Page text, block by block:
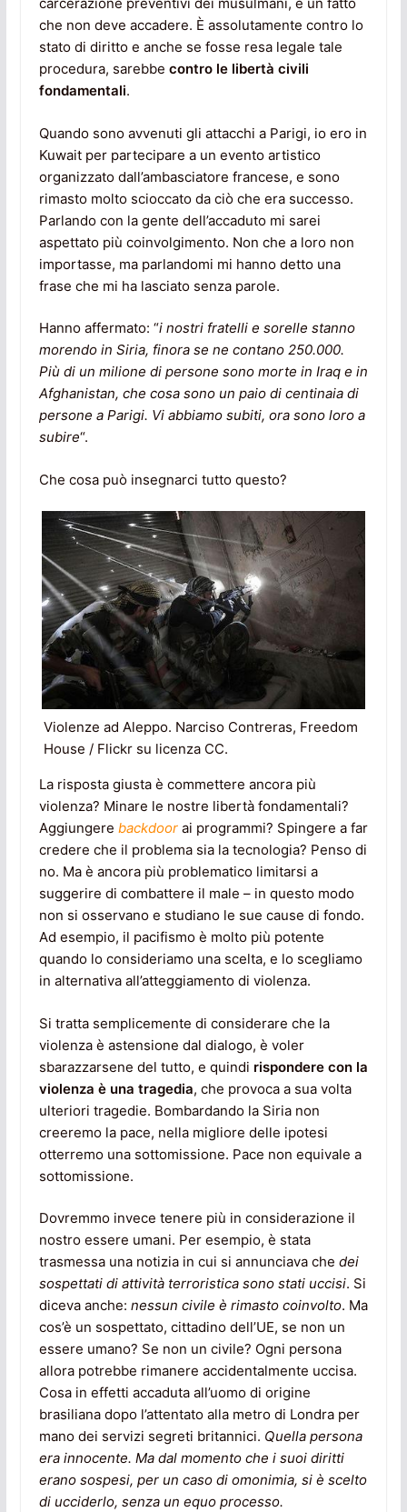
che non deve accadere. È assolutamente contro lo
stato di diritto e anche se fosse resa legale tale
procedura, sarebbe contro le libertà civili
fondamentali.
Quando sono avvenuti gli attacchi a Parigi, io ero in
Kuwait per partecipare a un evento artistico
organizzato dall’ambasciatore francese, e sono
rimasto molto scioccato da ciò che era successo.
Parlando con la gente dell’accaduto mi sarei
aspettato più coinvolgimento. Non che a loro non
importasse, ma parlandomi mi hanno detto una
frase che mi ha lasciato senza parole.
Hanno affermato: “i nostri fratelli e sorelle stanno
morendo in Siria, finora se ne contano 250.000.
Più di un milione di persone sono morte in Iraq e in
Afghanistan, che cosa sono un paio di centinaia di
persone a Parigi. Vi abbiamo subiti, ora sono loro a
subire“.
Che cosa può insegnarci tutto questo?
Violenze ad Aleppo. Narciso Contreras, Freedom
House / Flickr su licenza CC.
La risposta giusta è commettere ancora più
violenza? Minare le nostre libertà fondamentali?
Aggiungere backdoorai programmi? Spingere a far
credere che il problema sia la tecnologia? Penso di
no. Ma è ancora più problematico limitarsi a
suggerire di combattere il male – in questo modo
non si osservano e studiano le sue cause di fondo.
Ad esempio, il pacifismo è molto più potente
quando lo consideriamo una scelta, e lo scegliamo
in alternativa all’atteggiamento di violenza.
Si tratta semplicemente di considerare che la
violenza è astensione dal dialogo, è voler
sbarazzarsene del tutto, e quindi rispondere con la
violenza è una tragedia, che provoca a sua volta
ulteriori tragedie. Bombardando la Siria non
creeremo la pace, nella migliore delle ipotesi
otterremo una sottomissione. Pace non equivale a
sottomissione.
Dovremmo invece tenere più in considerazione il
nostro essere umani. Per esempio, è stata
trasmessa una notizia in cui si annunciava che dei
sospettati di attività terroristica sono stati uccisi. Si
diceva anche: nessun civile è rimasto coinvolto. Ma
cos’è un sospettato, cittadino dell’UE, se non un
essere umano? Se non un civile? Ogni persona
allora potrebbe rimanere accidentalmente uccisa.
Cosa in effetti accaduta all’uomo di origine
brasiliana dopo l’attentato alla metro di Londra per
mano dei servizi segreti britannici. Quella persona
era innocente. Ma dal momento che i suoi diritti
erano sospesi, per un caso di omonimia, si è scelto
di ucciderlo, senza un equo processo.